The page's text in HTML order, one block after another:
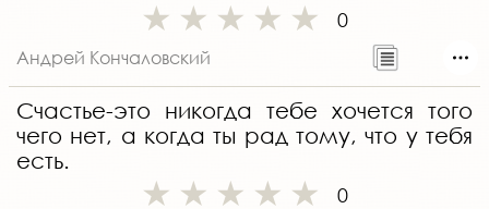
0
Андрей Кончаловский
Счастье-это никогда тебе хочется того
чего нет, а когда ты рад тому, что у тебя
есть.
0